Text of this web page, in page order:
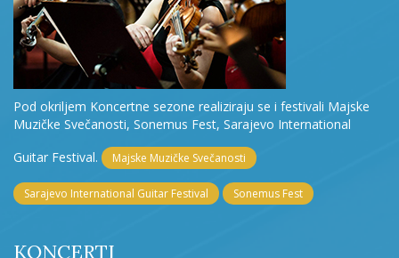
Pod okriljem Koncertne sezone realiziraju se i festivali Majske
Muzičke Svečanosti, Sonemus Fest, Sarajevo International
Guitar Festival.
Majske Muzičke Svečanosti
Sarajevo International Guitar Festival Sonemus Fest
KONCERTI